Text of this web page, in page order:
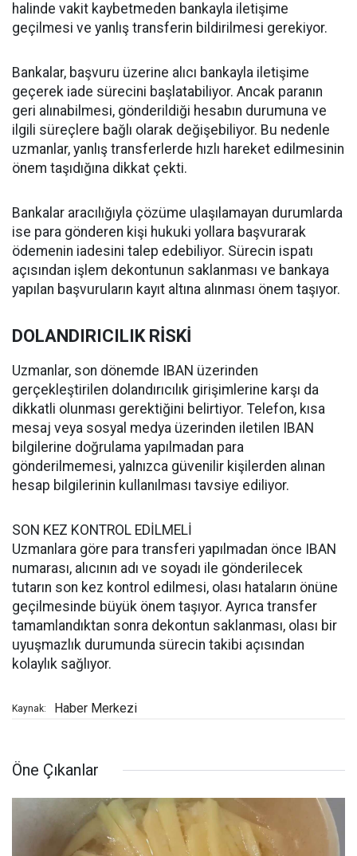
halinde vakit kaybetmeden bankayla iletişime
geçilmesi ve yanlış transferin bildirilmesi gerekiyor.
Bankalar, başvuru üzerine alıcı bankayla iletişime
geçerek iade sürecini başlatabiliyor. Ancak paranın
geri alınabilmesi, gönderildiği hesabın durumuna ve
ilgili süreçlere bağlı olarak değişebiliyor. Bu nedenle
uzmanlar, yanlış transferlerde hızlı hareket edilmesinin
önem taşıdığına dikkat çekti.
Bankalar aracılığıyla çözüme ulaşılamayan durumlarda
ise para gönderen kişi hukuki yollara başvurarak
ödemenin iadesini talep edebiliyor. Sürecin ispatı
açısından işlem dekontunun saklanması ve bankaya
yapılan başvuruların kayıt altına alınması önem taşıyor.
DOLANDIRICILIK RİSKİ
Uzmanlar, son dönemde IBAN üzerinden
gerçekleştirilen dolandırıcılık girişimlerine karşı da
dikkatli olunması gerektiğini belirtiyor. Telefon, kısa
mesaj veya sosyal medya üzerinden iletilen IBAN
bilgilerine doğrulama yapılmadan para
gönderilmemesi, yalnızca güvenilir kişilerden alınan
hesap bilgilerinin kullanılması tavsiye ediliyor.
SON KEZ KONTROL EDİLMELİ
Uzmanlara göre para transferi yapılmadan önce IBAN
numarası, alıcının adı ve soyadı ile gönderilecek
tutarın son kez kontrol edilmesi, olası hataların önüne
geçilmesinde büyük önem taşıyor. Ayrıca transfer
tamamlandıktan sonra dekontun saklanması, olası bir
uyuşmazlık durumunda sürecin takibi açısından
kolaylık sağlıyor.
Kaynak: Haber Merkezi
Öne Çıkanlar